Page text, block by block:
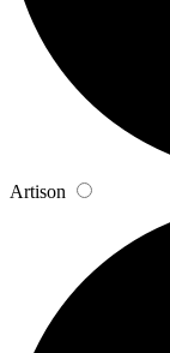
Artison